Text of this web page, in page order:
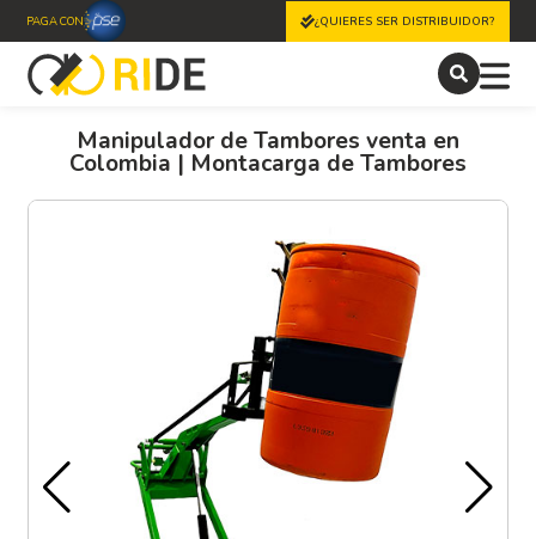
PAGA CON ¿QUIERES SER DISTRIBUIDOR?
Manipulador de Tambores venta en
Colombia | Montacarga de Tambores